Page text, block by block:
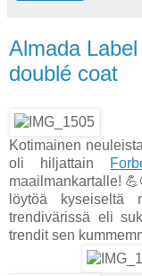
Almada
doublé coat
Kotimainen
oli hiljattain
maailmankartalle!
löytöä kyseiseltä
trendivärissä eli
trendit sen